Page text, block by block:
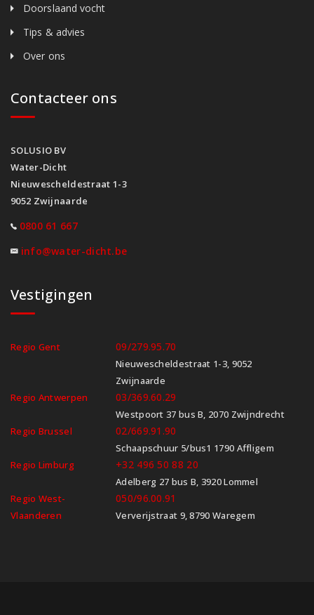
Doorslaand vocht
Tips & advies
Over ons
Contacteer ons
SOLUSIO BV
Water-Dicht
Nieuwescheldestraat 1-3
9052 Zwijnaarde
0800 61 667
info@water-dicht.be
Vestigingen
Regio Gent 09/279.95.70
Nieuwescheldestraat 1-3, 9052
Zwijnaarde
Regio Antwerpen
03/369.60.29
Westpoort 37 bus B, 2070 Zwijndrecht
Regio Brussel
02/669.91.90
Schaapschuur 5/bus1 1790 Affligem
Regio Limburg
+32 496 50 88 20
Adelberg 27 bus B, 3920 Lommel
Regio West-
Vlaanderen
050/96.00.91
Ververijstraat 9, 8790 Waregem